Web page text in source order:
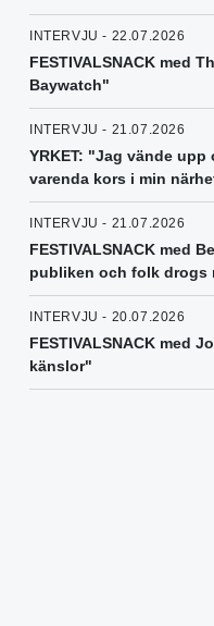
INTERVJU - 22.07.2026
FESTIVALSNACK med
Baywatch"
INTERVJU - 21.07.2026
YRKET: "Jag vände
varenda kors i min
INTERVJU - 21.07.2026
FESTIVALSNACK med
publiken och folk drogs
INTERVJU - 20.07.2026
FESTIVALSNACK med
känslor"